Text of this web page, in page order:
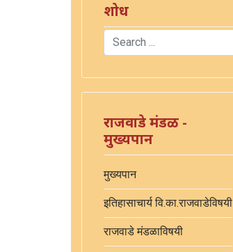
शोध
Search
राजवाडे मंडळ -
मुख्यपान
मुख्यपान
इतिहासाचार्य वि.का.राजवाडेविषयी
राजवाडे मंडळाविषयी